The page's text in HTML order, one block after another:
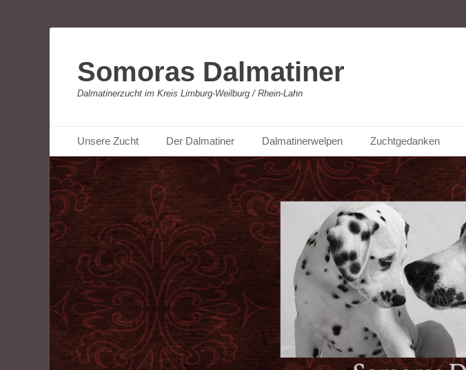
Somoras Dalmatiner
Dalmatinerzucht im Kreis Limburg-Weilburg / Rhein-Lahn
Primäres Menü
Inhalt
springen
Unsere Zucht Der Dalmatiner Dalmatinerwelpen Zuchtgedanken